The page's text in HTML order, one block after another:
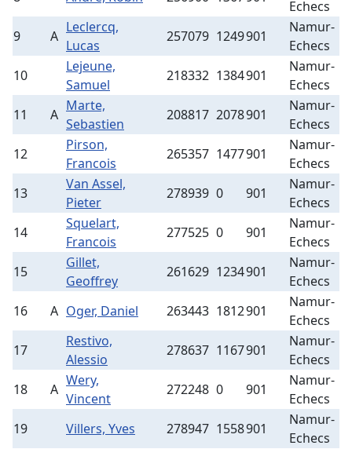
Echecs
9 A
Leclercq,
Lucas
257079 1249901
Namur-
Echecs
10
Lejeune,
Samuel
218332 1384901
Namur-
Echecs
11 A
Marte,
Sebastien
208817 2078901
Namur-
Echecs
12
Pirson,
Francois
265357 1477901
Namur-
Echecs
13
Van Assel,
Pieter
278939 0 901
Namur-
Echecs
14
Squelart,
Francois
277525 0 901
Namur-
Echecs
15
Gillet,
Geoffrey
261629 1234901
Namur-
Echecs
16 A Oger, Daniel 263443 1812901
Namur-
Echecs
17
Restivo,
Alessio
278637 1167901
Namur-
Echecs
18 A
Wery,
Vincent
272248 0 901
Namur-
Echecs
19 Villers, Yves 278947 1558901
Namur-
Echecs